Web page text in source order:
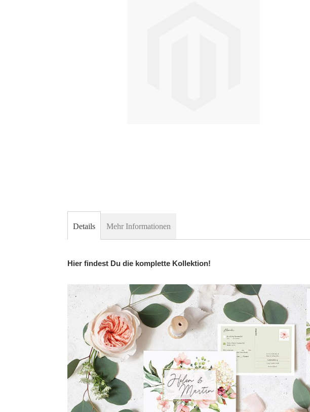
images
gallery
Details
Hier findest Du die komplette Kollektion!
Mehr Informationen